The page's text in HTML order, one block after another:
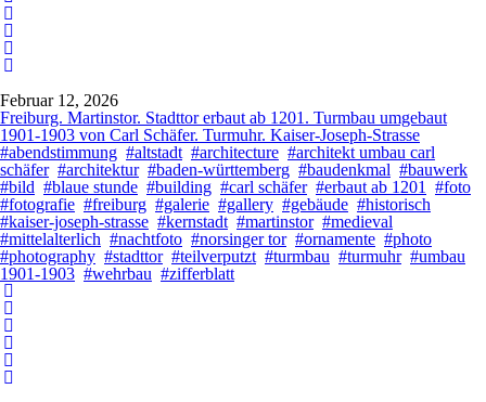
Februar 12, 2026
Freiburg. Martinstor. Stadttor erbaut ab 1201. Turmbau umgebaut
1901-1903 von Carl Schäfer. Turmuhr. Kaiser-Joseph-Strasse
#abendstimmung #altstadt #architecture #architekt umbau carl
schäfer #architektur #baden-württemberg #baudenkmal #bauwerk
#bild #blaue stunde #building #carl schäfer #erbaut ab 1201
#foto
#fotografie #freiburg #galerie #gallery #gebäude #historisch
#kaiser-joseph-strasse #kernstadt #martinstor #medieval
#mittelalterlich #nachtfoto #norsinger tor #ornamente #photo
#photography #stadttor #teilverputzt #turmbau #turmuhr #umbau
1901-1903 #wehrbau #zifferblatt